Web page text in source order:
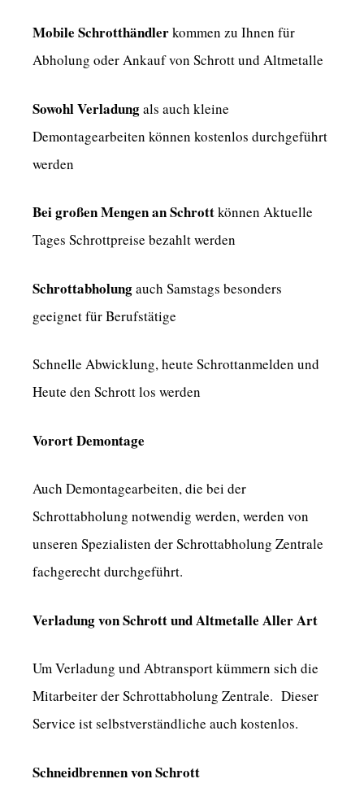
Mobile Schrotthändlerkommen zu Ihnen für
Abholung oder Ankauf von Schrott und Altmetalle
Sowohl Verladungals auch kleine
Demontagearbeiten können kostenlos durchgeführt
werden
Bei großen Mengen an Schrottkönnen Aktuelle
Tages Schrottpreise bezahlt werden
Schrottabholungauch Samstags besonders
geeignet für Berufstätige
Schnelle Abwicklung, heute Schrottanmelden und
Heute den Schrott los werden
Vorort Demontage
Auch Demontagearbeiten, die bei der
Schrottabholung notwendig werden, werden von
unseren Spezialisten der Schrottabholung Zentrale
fachgerecht durchgeführt.
Verladung von Schrott und Altmetalle Aller Art
Um Verladung und Abtransport kümmern sich die
Mitarbeiter der Schrottabholung Zentrale. Dieser
Service ist selbstverständliche auch kostenlos.
Schneidbrennen von Schrott